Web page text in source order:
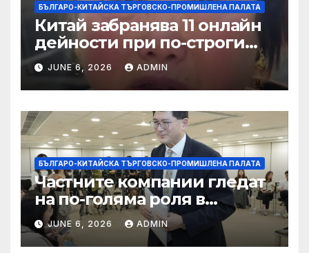
БЪЛГАРО-КИТАЙСКА ТЪРГОВСКО-ПРОМИШЛЕНА ПАЛАТА
Китай забранява 11 онлайн
дейности при по-строги
правила за ограничаване на
слуховете и
кибернасилниците
JUNE 6, 2026 ADMIN
БЪЛГАРО-КИТАЙСКА ТЪРГОВСКО-ПРОМИШЛЕНА ПАЛАТА
Частните компании гледат
на по-голяма роля в
стратегическата
енергетика
JUNE 6, 2026 ADMIN